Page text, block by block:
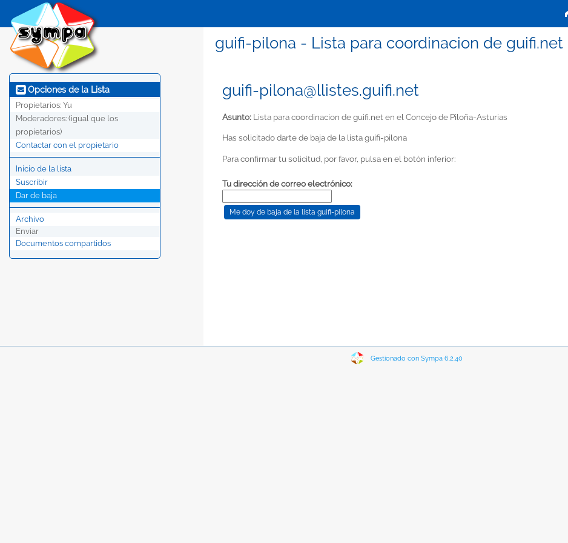
guifi-pilona - Lista para coordinacion de
Opciones de la Lista
Propietarios: Yu
Moderadores: (igual que los
propietarios)
Contactar con el propietario
Inicio de la lista
Suscribir
Dar de baja
Archivo
Enviar
Documentos compartidos
guifi-pilona@llistes.guifi.net
Asunto: Lista para coordinacion de guifi.net en el Concejo de Piloña-Asturias
Has solicitado darte de baja de la lista guifi-pilona
Para confirmar tu solicitud, por favor, pulsa en el botón inferior:
Tu dirección de correo electrónico:
Gestionado con Sympa 6.2.40